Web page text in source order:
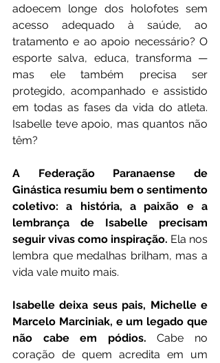
adoecem longe dos holofotes sem
acesso adequado à saúde, ao
tratamento e ao apoio necessário? O
esporte salva, educa, transforma —
mas ele também precisa ser
protegido, acompanhado e assistido
em todas as fases da vida do atleta.
Isabelle teve apoio, mas quantos não
têm?
A Federação Paranaense de
Ginástica resumiu bem o sentimento
coletivo: a história, a paixão e a
lembrança de Isabelle precisam
seguir vivas como inspiração. Ela nos
lembra que medalhas brilham, mas a
vida vale muito mais.
Isabelle deixa seus pais, Michelle e
Marcelo Marciniak, e um legado que
não cabe em pódios. Cabe no
coração de quem acredita em um